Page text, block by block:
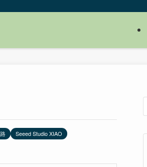
Seeed Studio XIAO